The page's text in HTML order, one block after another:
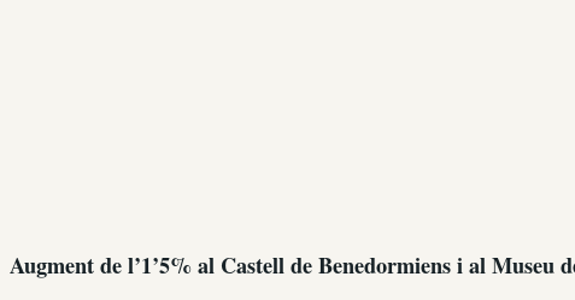
Augment de l’1’5% al Castell de Benedormiens i al Museu